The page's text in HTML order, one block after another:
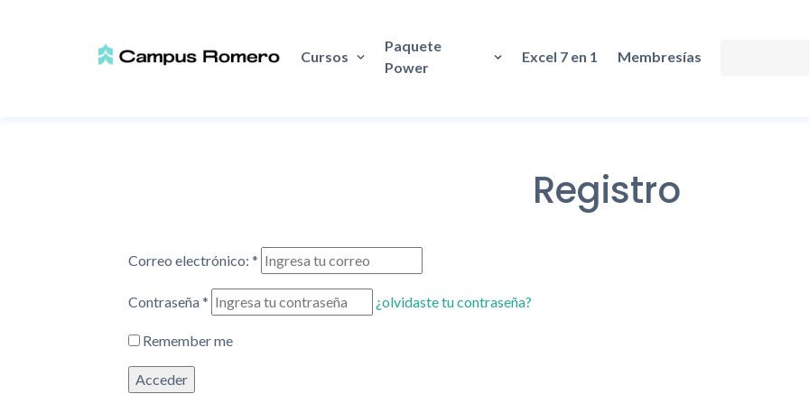
Cursos
Paquete
Power
Excel 7 en 1 Membresías
Registro
Correo electrónico: *
Contraseña* ¿olvidaste tu contraseña?
Remember me